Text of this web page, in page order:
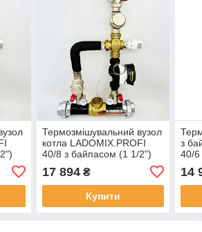
Термозмішувальний вузол
котла LADOMIX.PROFI
40/8 з байпасом (1 1/2")
17 894₴
Купити
з
40/6
14